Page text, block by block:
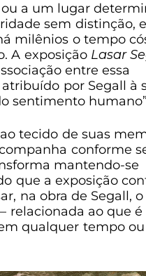
a um lugar
sem distinção,
milênios o tempo
A exposição Lasar
entre essa
por Segall à
sentimento
tecido de suas
conforme
mantendo-se
que a exposição
na obra de Segall, o
relacionada ao que é
qualquer tempo ou